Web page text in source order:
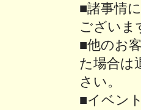
■諸事情
ございま
■他のお
た場合は
さい。
■イベン